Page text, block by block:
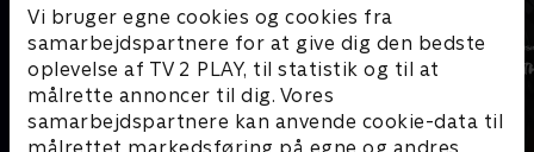
Vi bruger egne cookies og cookies fra
samarbejdspartnere for at give dig den bedste
oplevelse af TV 2 PLAY, til statistik og til at
målrette annoncer til dig. Vores
samarbejdspartnere kan anvende cookie-data til